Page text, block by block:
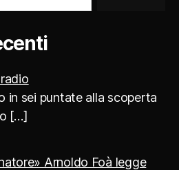
in sei puntate alla scoperta
[…]
Arnoldo Foà legge